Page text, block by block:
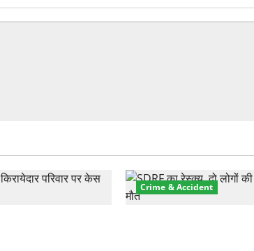
Crime & Accident